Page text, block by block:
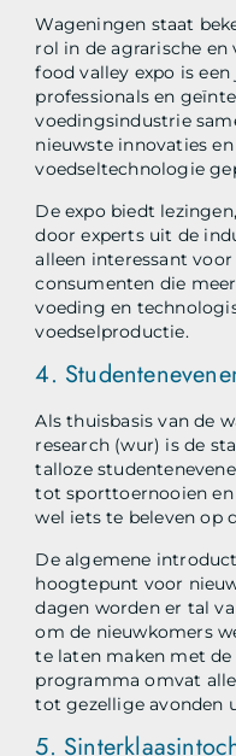
Wageningen staat
rol in de agrarische en
food valley expo is
professionals en
voedingsindustrie
nieuwste innovaties
voedseltechnologie
De expo biedt
door experts uit de
alleen interessant
consumenten die
voeding en
voedselproductie.
4.
Als thuisbasis van de
research (wur) is de
talloze
tot sporttoernooien
wel iets te beleven op
De algemene
hoogtepunt voor
dagen worden er tal
om de nieuwkomers
te laten maken met
programma omvat
tot gezellige avonden
5.